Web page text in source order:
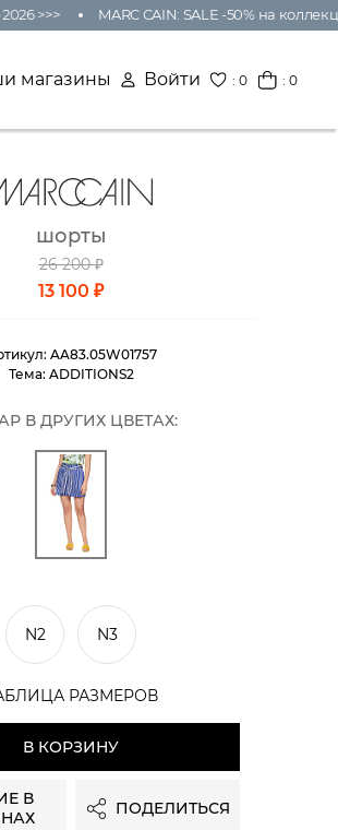
>>> MARC CAIN: SALE -50% на
магазины Войти :0 : 0
шорты
26 200 ₽
13 100 ₽
AA83.05W01757
Тема: ADDITIONS2
В ДРУГИХ ЦВЕТАХ:
N2 N3
РАЗМЕРОВ
В КОРЗИНУ
В
ПОДЕЛИТЬСЯ